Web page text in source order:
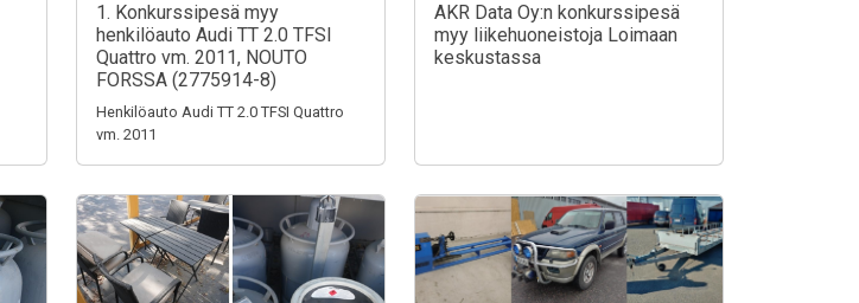
1. Konkurssipesä myy
henkilöauto Audi TT 2.0 TFSI
Quattro vm. 2011, NOUTO
FORSSA (2775914-8)
Henkilöauto Audi TT 2.0 TFSI Quattro
vm. 2011
AKR Data Oy:n konkurssipesä
myy liikehuoneistoja Loimaan
keskustassa